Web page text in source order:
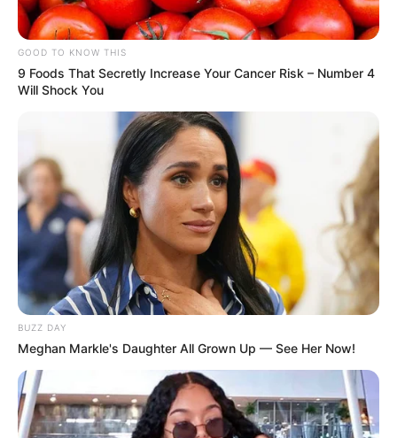
GOOD TO KNOW THIS
9 Foods That Secretly Increase Your Cancer Risk – Number 4
Will Shock You
BUZZ DAY
Meghan Markle's Daughter All Grown Up — See Her Now!